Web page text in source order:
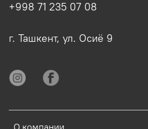
+998 71 235 07 08
г. Ташкент, ул. Осиё 9